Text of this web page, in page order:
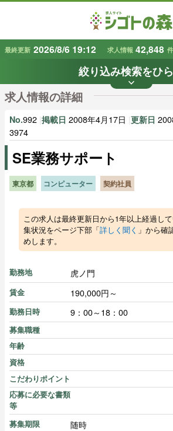
最終更新 2026/8/6 19:12 求人情報 42,848 件
絞り込み検索をひ
keyboard_arrow_down
条件から探す
地域で探す 業種 で探
雇用形態で探す
求人情報の詳細
No.992 掲載日 2008年4月17日 更新日
3974
SE業務サポート
東京都 コンピューター 契約社員
この求人は最終更新日から1年以上経過し
集状況をページ下部「詳しく聞く 」から確
めします。
勤務地 虎ノ門
賃金 190,000円～
勤務日時 9：00～18：00
募集職種
年齢
資格
こだわりポイント
応募に必要な書類
等
募集期限
随時